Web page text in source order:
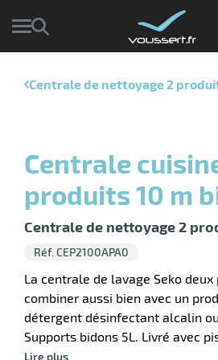
Centrale de nettoyage 2
Centrale cuisine 2
produits 10 m
Centrale de nettoyage 2
Réf. CEP2100APA0
La centrale de lavage Seko
combiner aussi bien avec un
détergent désinfectant alcalin
Supports bidons 5L. Livré avec
Lire plus